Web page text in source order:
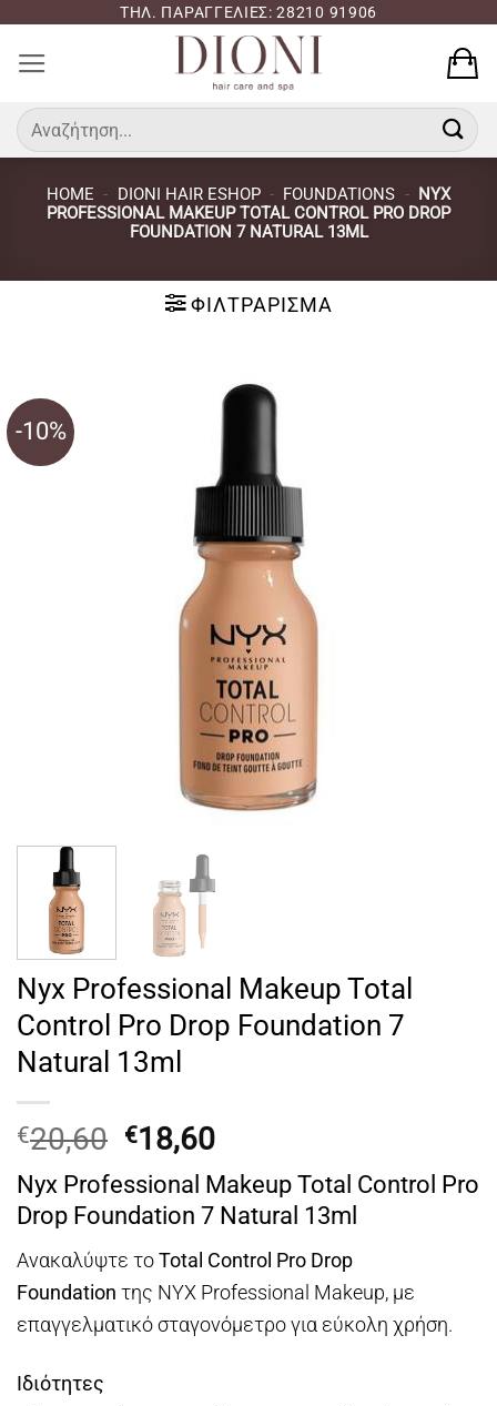
περιεχόμενο
ΤΗΛ. ΠΑΡΑΓΓΕΛΙΕΣ: 28210 91906
Αναζήτηση
για:
HOME - DIONI HAIR ESHOP - FOUNDATIONS - NYX
PROFESSIONAL MAKEUP TOTAL CONTROL PRO DROP
FOUNDATION 7 NATURAL 13ML
ΦΙΛΤΡΆΡΙΣΜΑ
-10%
Nyx Professional Makeup Total
Control Pro Drop Foundation 7
Natural 13ml
€20,60 Original
price
was:
€20,60.
€18,60Η
τρέχουσα
τιμή
είναι:
€18,60.
Nyx Professional Makeup Total Control Pro
Drop Foundation 7 Natural 13ml
Ανακαλύψτε τοTotal Control Pro Drop
Foundation της NYX Professional Makeup, με
επαγγελματικό σταγονόμετρο για εύκολη χρήση.
Ιδιότητες